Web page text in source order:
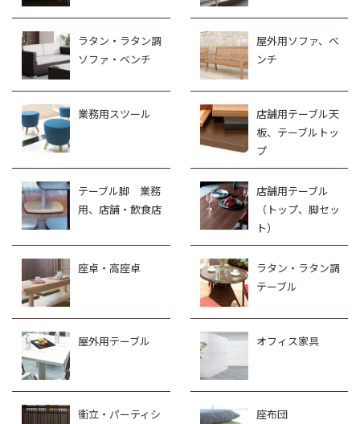
ラタン・ラタン調
ソファ・ベンチ
屋外用ソファ、ベ
ンチ
業務用スツール
店舗用テーブル天
板、テーブルトッ
プ
テーブル脚 業務
用、店舗・飲食店
店舗用テーブル
（トップ、脚セッ
ト）
座卓・高座卓
ラタン・ラタン調
テーブル
屋外用テーブル オフィス家具
衝立・パーティシ
座布団